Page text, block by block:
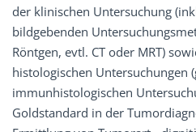
der klinischen Untersuchung
bildgebenden
Röntgen, evtl. CT oder MRT)
histologischen Untersuchungen
immunhistologischen
Goldstandard in der